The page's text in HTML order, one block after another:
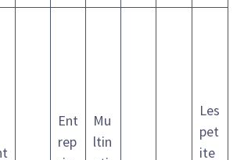
Ent
rep
Mu
ltin
Les
pet
ite